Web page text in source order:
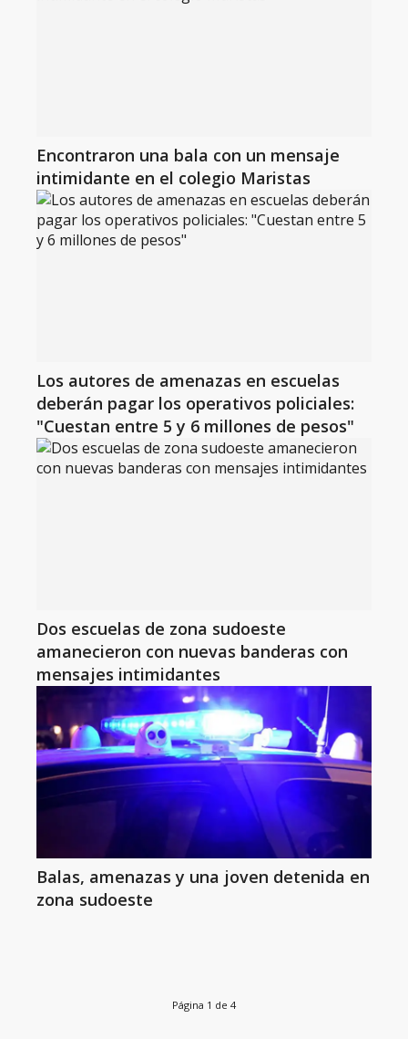
Encontraron una bala con un mensaje
intimidante en el colegio Maristas
Los autores de amenazas en escuelas
deberán pagar los operativos policiales:
"Cuestan entre 5 y 6 millones de pesos"
Dos escuelas de zona sudoeste
amanecieron con nuevas banderas con
mensajes intimidantes
Balas, amenazas y una joven detenida en
zona sudoeste
Página 1 de 4